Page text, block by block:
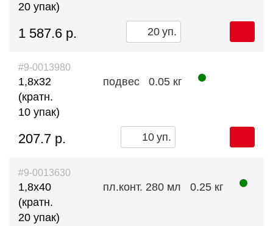
20 упак)
1 587.6 р. уп.
#9-0013980
1,8х32
(кратн.
10 упак)
подвес 0.05 кг
207.7 р. уп.
#9-0013630
1,8х40
(кратн.
20 упак)
пл.конт. 280 мл 0.25 кг